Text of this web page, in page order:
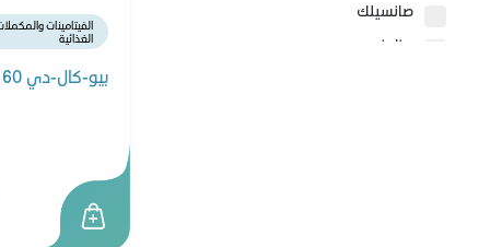
صانسيلك
بيزلين
الفيتامينات
الغذائية
بيو-كال-دي 60 قرص